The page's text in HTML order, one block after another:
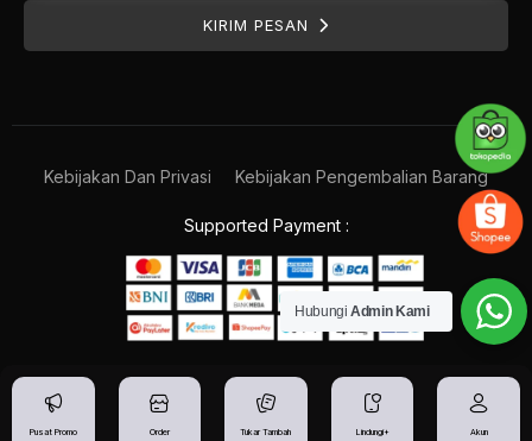
KIRIM PESAN
Supported Payment :
Kebijakan Dan Privasi Kebijakan Pengembalian Barang
Pusat Promo Order Tukar Tambah Lindungi+ Akun
Hubungi Admin Kami